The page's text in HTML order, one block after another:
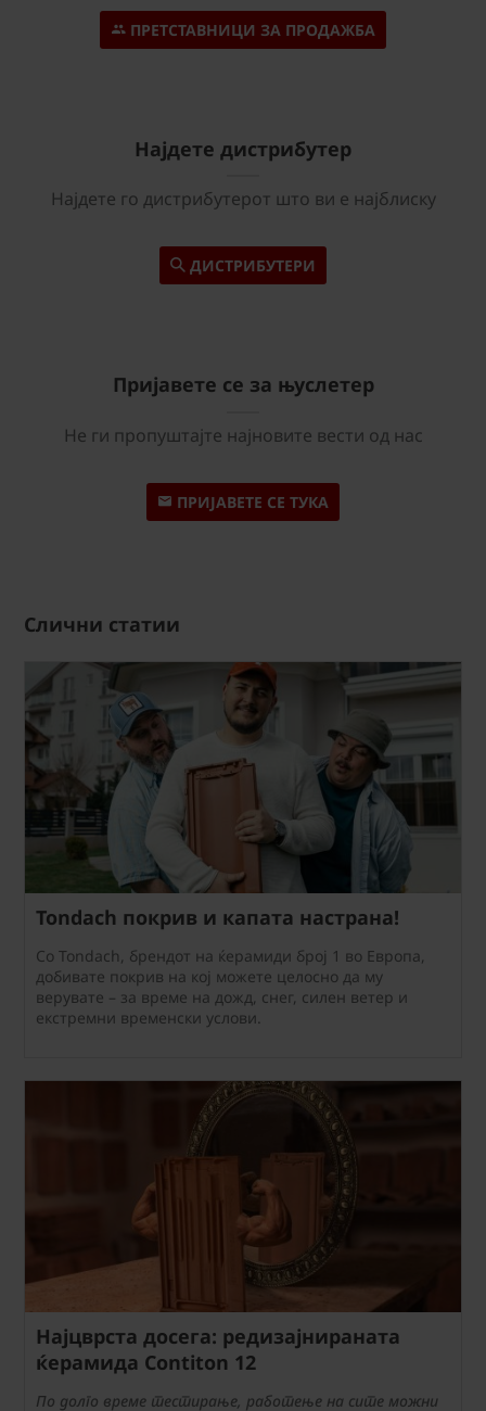
ПРЕТСТАВНИЦИ ЗА ПРОДАЖБА
Најдете дистрибутер
Најдете го дистрибутерот што ви е најблиску
ДИСТРИБУТЕРИ
Пријавете се за њуслетер
Не ги пропуштајте најновите вести од нас
ПРИЈАВЕТЕ СЕ ТУКА
Слични статии
Tondach покрив и капата настрана!
Со Tondach, брендот на ќерамиди број 1 во Европа,
добивате покрив на кој можете целосно да му
верувате – за време на дожд, снег, силен ветер и
екстремни временски услови.
Најцврста досега: редизајнираната
ќерамида Contiton 12
По долго време тестирање, работење на сите можни